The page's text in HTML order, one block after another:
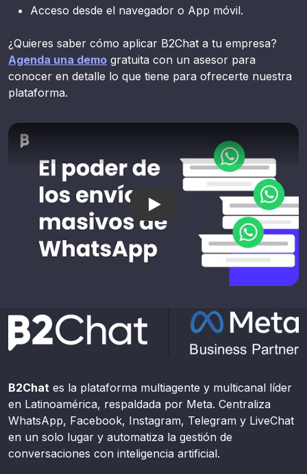
Acceso desde el navegador o App móvil.
¿Quieres saber cómo aplicar B2Chat a tu empresa?
Agenda una demo gratuita con un asesor para
conocer en detalle lo que tiene para ofrecerte nuestra
plataforma.
El poder de los envíos
B2Chat es la plataforma multiagente y multicanal líder
en Latinoamérica, respaldada por Meta. Centraliza
WhatsApp, Facebook, Instagram, Telegram y LiveChat
en un solo lugar y automatiza la gestión de
conversaciones con inteligencia artificial.